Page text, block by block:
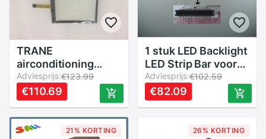
TRANE
airconditioning
controle CH530
MOD01490 touch
screen touch panel
Adviesprijs:€123.99
€110.69
1 stuk LED Backlight
LED Strip Bar voor
Samsung 40 "TV
LTA400HF30 54LED
BAR
Adviesprijs:€102.59
€82.09
21% KORTING 26% KORTING